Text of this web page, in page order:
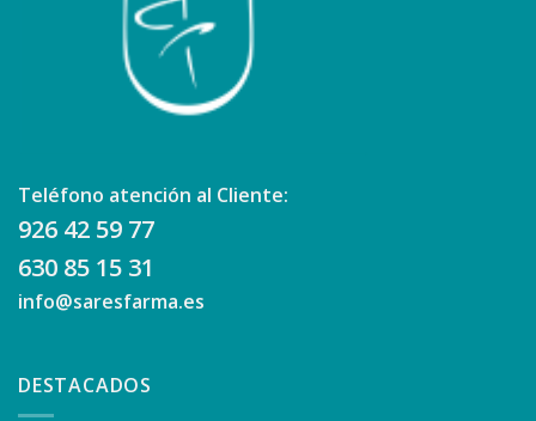
Teléfono atención al Cliente:
926 42 59 77
630 85 15 31
info@saresfarma.es
DESTACADOS